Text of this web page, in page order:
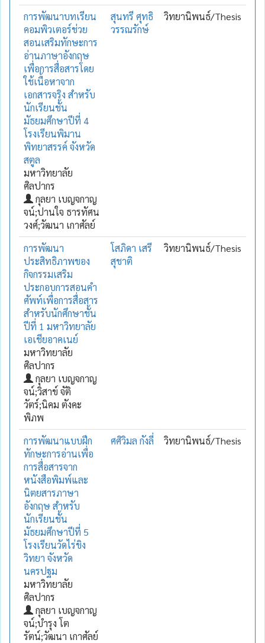
การพัฒนาบทเรียน
คอมพิวเตอร์ช่วย
สอนเสริมทักษะการ
อ่านภาษาอังกฤษ
เพื่อการสื่อสารโดย
ใช้เนื้อหาจาก
เอกสารจริง สำหรับ
นักเรียนชั้น
มัธยมศึกษาปีที่ 4
โรงเรียนพิมาน
พิทยาสรรค์ จังหวัด
สตูล
มหาวิทยาลัย
ศิลปากร
กุลยา เบญจกาญ
จน์;ปานใจ ธารทัศน
วงศ์;วัฒนา เกาศัลย์
สุนทรี ศุทธิ
วรรณรักษ์
วิทยานิพนธ์/Thesis
การพัฒนา
ประสิทธิภาพของ
กิจกรรมเสริม
ประกอบการสอนคำ
ศัพท์เพื่อการสื่อสาร
สำหรับนักศึกษาชั้น
ปีที่ 1 มหาวิทยาลัย
เอเชียอาคเนย์
มหาวิทยาลัย
ศิลปากร
กุลยา เบญจกาญ
จน์;วิสาข์ จัติ
วัตร์;นิคม ตังคะ
พิภพ
โสภิดา เสรี
สุชาติ
วิทยานิพนธ์/Thesis
การพัฒนาแบบฝึก
ทักษะการอ่านเพื่อ
การสื่อสารจาก
หนังสือพิมพ์และ
นิตยสารภาษา
อังกฤษ สำหรับ
นักเรียนชั้น
มัธยมศึกษาปีที่ 5
โรงเรียนวัดไร่ขิง
วิทยา จังหวัด
นครปฐม
มหาวิทยาลัย
ศิลปากร
กุลยา เบญจกาญ
จน์;บำรุง โต
รัตน์;วัฒนา เกาศัลย์
ศศิวิมล กังลี่ วิทยานิพนธ์/Thesis